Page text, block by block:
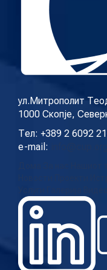
ул.Митрополит
1000 Скопје,
Тел: +389 2 6092
e-mail: